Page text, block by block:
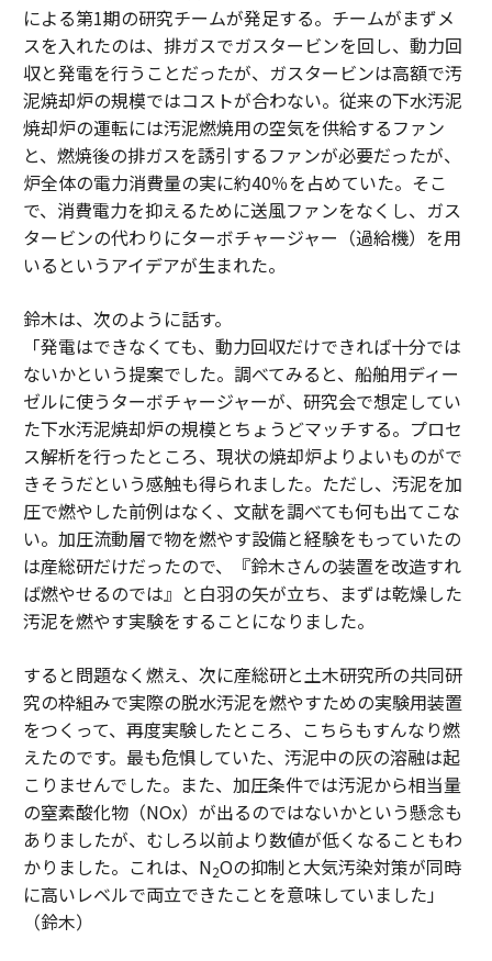
による第1期の研究チームが発足する。チームがまずメ
スを入れたのは、排ガスでガスタービンを回し、動力回
収と発電を行うことだったが、ガスタービンは高額で汚
泥焼却炉の規模ではコストが合わない。従来の下水汚泥
焼却炉の運転には汚泥燃焼用の空気を供給するファン
と、燃焼後の排ガスを誘引するファンが必要だったが、
炉全体の電力消費量の実に約40％を占めていた。そこ
で、消費電力を抑えるために送風ファンをなくし、ガス
タービンの代わりにターボチャージャー（過給機）を用
いるというアイデアが生まれた。
鈴木は、次のように話す。
「発電はできなくても、動力回収だけできれば十分では
ないかという提案でした。調べてみると、船舶用ディー
ゼルに使うターボチャージャーが、研究会で想定してい
た下水汚泥焼却炉の規模とちょうどマッチする。プロセ
ス解析を行ったところ、現状の焼却炉よりよいものがで
きそうだという感触も得られました。ただし、汚泥を加
圧で燃やした前例はなく、文献を調べても何も出てこな
い。加圧流動層で物を燃やす設備と経験をもっていたの
は産総研だけだったので、『鈴木さんの装置を改造すれ
ば燃やせるのでは』と白羽の矢が立ち、まずは乾燥した
汚泥を燃やす実験をすることになりました。
すると問題なく燃え、次に産総研と土木研究所の共同研
究の枠組みで実際の脱水汚泥を燃やすための実験用装置
をつくって、再度実験したところ、こちらもすんなり燃
えたのです。最も危惧していた、汚泥中の灰の溶融は起
こりませんでした。また、加圧条件では汚泥から相当量
の窒素酸化物（NOx）が出るのではないかという懸念も
ありましたが、むしろ以前より数値が低くなることもわ
かりました。これは、N2Oの抑制と大気汚染対策が同時
に高いレベルで両立できたことを意味していました」
（鈴木）